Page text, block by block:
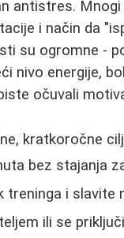
antistres. Mnogi
i način da
su ogromne -
nivo energije,
očuvali
kratkoročne
bez stajanja
treninga i slavite
ili se